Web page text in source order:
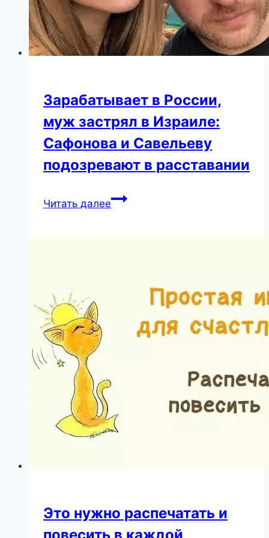
Зарабатывает в России,
муж застрял в Израиле:
Сафонова и Савельеву
подозревают в расставании
Читать далееЗарабатывает
Израиле:
Это нужно распечатать и